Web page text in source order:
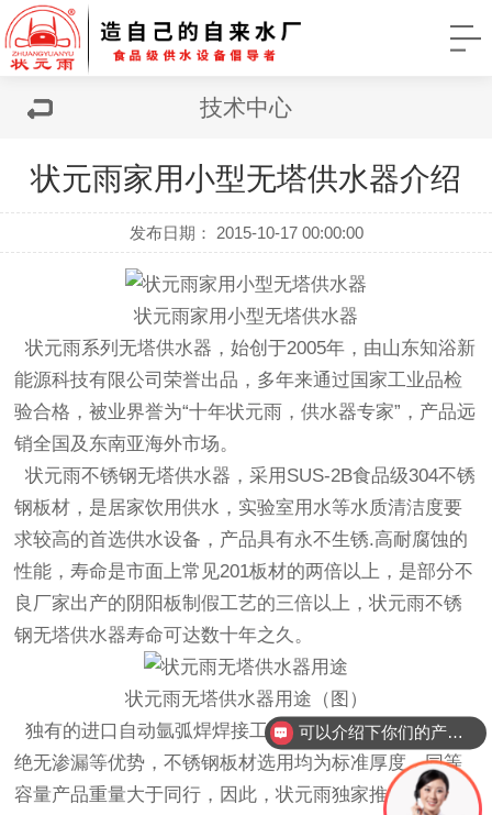
技术中心
状元雨家用小型无塔供水器介绍
发布日期： 2015-10-17 00:00:00
状元雨家用小型无塔供水器
状元雨系列 无塔供水器 ，始创于2005年，由山东知浴新
能源科技有限公司荣誉出品，多年来通过国家工业品检
验合格，被业界誉为“十年状元雨，供水器专家”，产品远
销全国及东南亚海外市场。
状元雨不锈钢无塔供水器 ，采用 SUS-2B食品级304不锈
钢板材，是居家饮用供水，实验室用水等水质清洁度要
求较高的首选供水设备，产品具有永不生锈.高耐腐蚀的
性能，寿命是市面上常见201板材的两倍以上，是部分不
良厂家出产的阴阳板制假工艺的三倍以上，状元雨不锈
钢无塔供水器寿命可达数十年之久。
状元雨无塔供水器用途（图）
独有的进口自动氩弧焊焊接工艺，具有焊缝均匀美观，
绝无渗漏等优势，不锈钢板材选用均为标准厚度，同等
容量产品重量大于同行，因此，状元雨独家推出了新款
可以介绍下你们的产品么？